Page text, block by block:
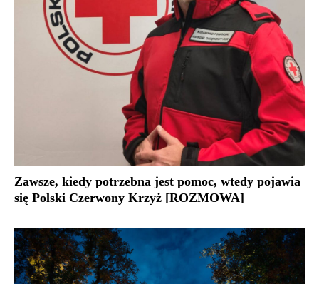
Zawsze, kiedy potrzebna jest pomoc, wtedy pojawia
się Polski Czerwony Krzyż [ROZMOWA]